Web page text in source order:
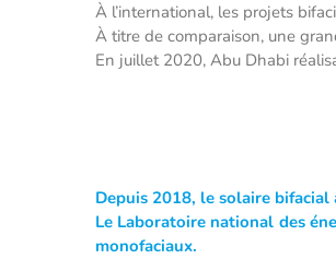
À l’international, les projets
À titre de comparaison, une
En juillet 2020, Abu Dhabi
Depuis 2018, le solaire
Le Laboratoire national des
monofaciaux.